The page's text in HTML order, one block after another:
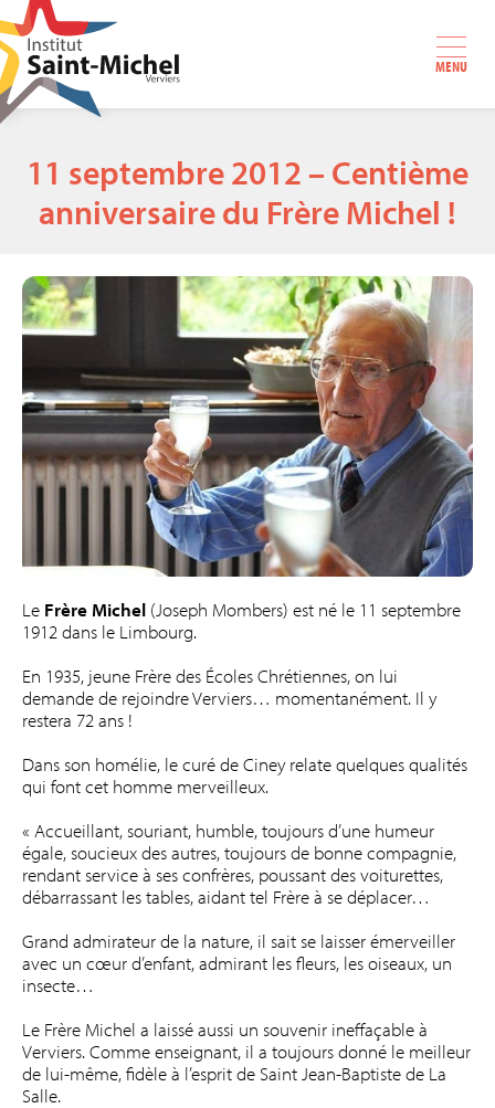
MENU
11 septembre 2012 – Centième
anniversaire du Frère Michel !
Le Frère Michel (Joseph Mombers) est né le 11 septembre
1912 dans le Limbourg.
En 1935, jeune Frère des Écoles Chrétiennes, on lui
demande de rejoindre Verviers… momentanément. Il y
restera 72 ans !
Dans son homélie, le curé de Ciney relate quelques qualités
qui font cet homme merveilleux.
« Accueillant, souriant, humble, toujours d’une humeur
égale, soucieux des autres, toujours de bonne compagnie,
rendant service à ses confrères, poussant des voiturettes,
débarrassant les tables, aidant tel Frère à se déplacer…
Grand admirateur de la nature, il sait se laisser émerveiller
avec un cœur d’enfant, admirant les fleurs, les oiseaux, un
insecte…
Le Frère Michel a laissé aussi un souvenir ineffaçable à
Verviers. Comme enseignant, il a toujours donné le meilleur
de lui-même, fidèle à l’esprit de Saint Jean-Baptiste de La
Salle.